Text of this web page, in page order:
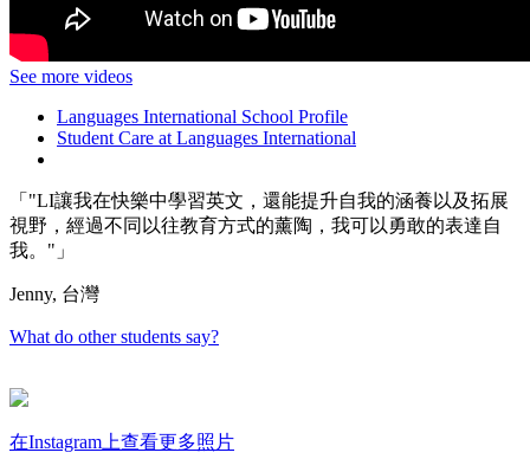
See more videos
Languages International School Profile
Student Care at Languages International
"LI讓我在快樂中學習英文，還能提升自我的涵養以及拓展
視野，經過不同以往教育方式的薰陶，我可以勇敢的表達自
我。"
Jenny, 台灣
What do other students say?
在Instagram上查看更多照片